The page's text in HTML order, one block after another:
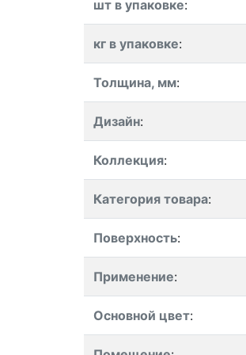
шт в упаковке:
кг в упаковке:
Толщина, мм:
Дизайн:
Коллекция:
Категория товара:
Поверхность:
Применение:
Основной цвет: